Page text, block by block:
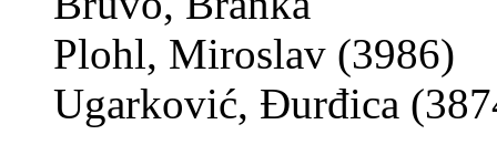
Plohl, Miroslav (3986)
Ugarković, Đurđica